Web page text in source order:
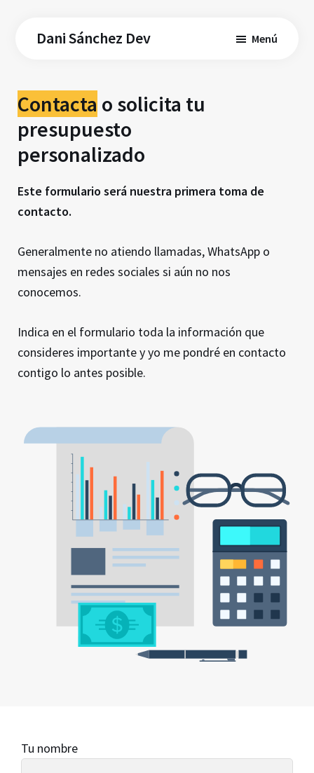
Dani Sánchez Dev Menú
Contacta o solicita tu
presupuesto
personalizado
Este formulario será nuestra primera toma de
contacto.
Generalmente no atiendo llamadas, WhatsApp o
mensajes en redes sociales si aún no nos
conocemos.
Indica en el formulario toda la información que
consideres importante y yo me pondré en contacto
contigo lo antes posible.
Tu nombre